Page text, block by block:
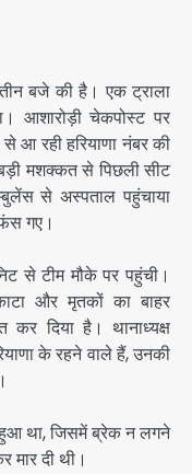
बजे की है। एक ट्राला
आशारोड़ी चेकपोस्ट पर
आ रही हरियाणा नंबर की
मशक्कत से पिछली सीट
से अस्पताल पहुंचाया
गए।
से टीम मौके पर पहुंची।
और मृतकों का बाहर
दिया है। थानाध्यक्ष
के रहने वाले हैं, उनकी
हुआ था, जिसमें ब्रेक न लगने
दी थी।